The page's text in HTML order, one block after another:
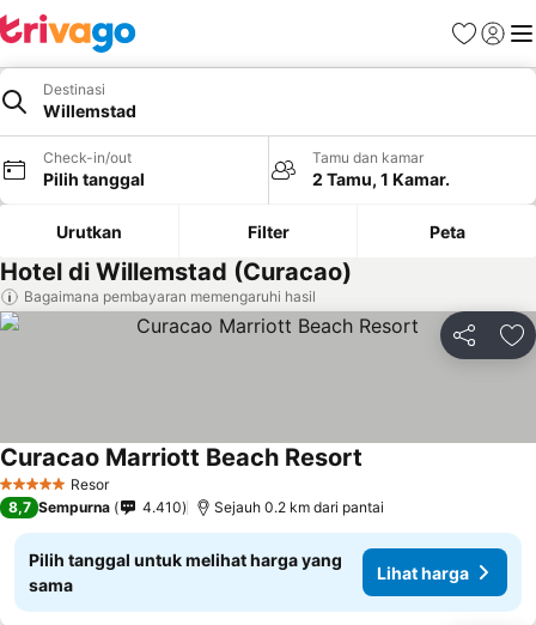
FavoritLogin
Destinasi
Willemstad
Check-in/out
Pilih tanggal
Tamu dan kamar
2 Tamu, 1 Kamar.
Urutkan Filter Peta
Hotel di Willemstad (Curacao)
Bagaimana pembayaran memengaruhi hasil
Bagikan
5 Bintang Resor
Curacao Marriott Beach Resort
8,7 Sempurna 4.410 Sejauh 0.2 km dari pantai
Pilih tanggal untuk melihat harga yang
sama
Lihat harga